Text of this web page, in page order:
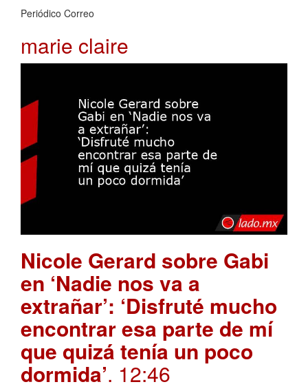
Periódico Correo
marie claire
Nicole Gerard sobre Gabi
en ‘Nadie nos va a
extrañar’: ‘Disfruté mucho
encontrar esa parte de mí
que quizá tenía un poco
dormida’. 12:46